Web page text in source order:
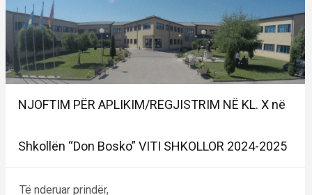
NJOFTIM PËR APLIKIM/REGJISTRIM NË KL. X në
Shkollën “Don Bosko” VITI SHKOLLOR 2024-2025
Të nderuar prindër,